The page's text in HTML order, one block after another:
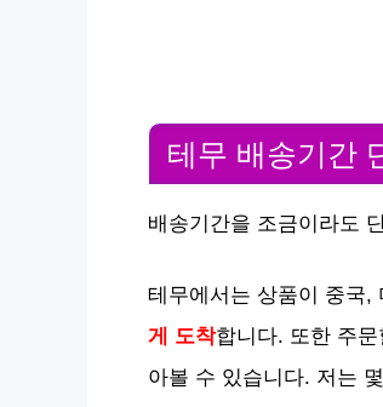
테무 배송기간
배송기간을 조금이라도
테무에서는 상품이 중국,
게 도착합니다. 또한 주
아볼 수 있습니다. 저는